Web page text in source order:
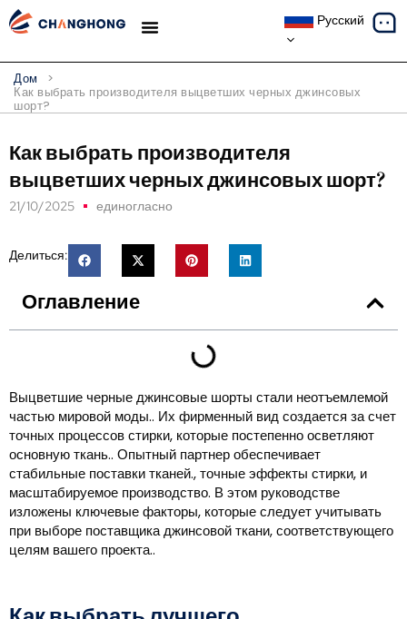
Русский
Дом >
Как выбрать производителя выцветших черных джинсовых
шорт?
Как выбрать производителя
выцветших черных джинсовых шорт?
21/10/2025 единогласно
Делиться:
Оглавление
Выцветшие черные джинсовые шорты стали неотъемлемой
частью мировой моды.. Их фирменный вид создается за счет
точных процессов стирки, которые постепенно осветляют
основную ткань.. Опытный партнер обеспечивает
стабильные поставки тканей., точные эффекты стирки, и
масштабируемое производство. В этом руководстве
изложены ключевые факторы, которые следует учитывать
при выборе поставщика джинсовой ткани, соответствующего
целям вашего проекта..